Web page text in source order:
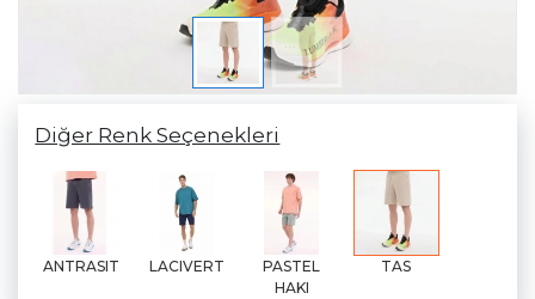
Diğer Renk Seçenekleri
ANTRASIT LACIVERT
PASTEL
HAKI
TAS